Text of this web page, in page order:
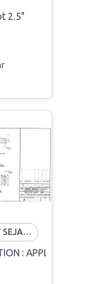
di AFT Babullah
2.5"
Literasi Pintar Hilux
SINUBI RIZKY SEJAHTERA
: APPLICATION